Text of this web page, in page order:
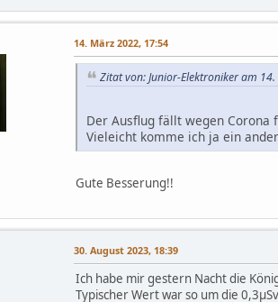
14. März 2022, 17:54
Zitat von: Junior-Elektroniker am
Der Ausflug fällt wegen Corona
Vieleicht komme ich ja ein
Gute Besserung!!
30. August 2023, 18:39
Ich habe mir gestern Nacht die
Typischer Wert war so um die